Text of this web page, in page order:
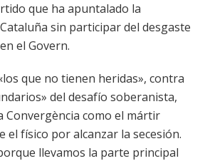
que ha apuntalado la
sin participar del desgaste
el Govern.
que no tienen heridas», contra
del desafío soberanista,
Convergència como el mártir
el físico por alcanzar la secesión.
llevamos la parte principal